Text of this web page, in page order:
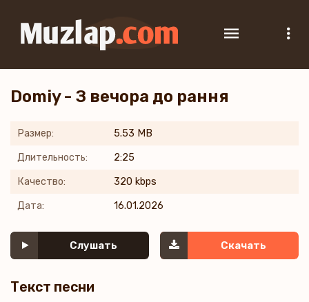
Domiy - З вечора до рання
Размер: 5.53 MB
Длительность: 2:25
Качество: 320 kbps
Дата: 16.01.2026
Слушать Скачать
Текст песни